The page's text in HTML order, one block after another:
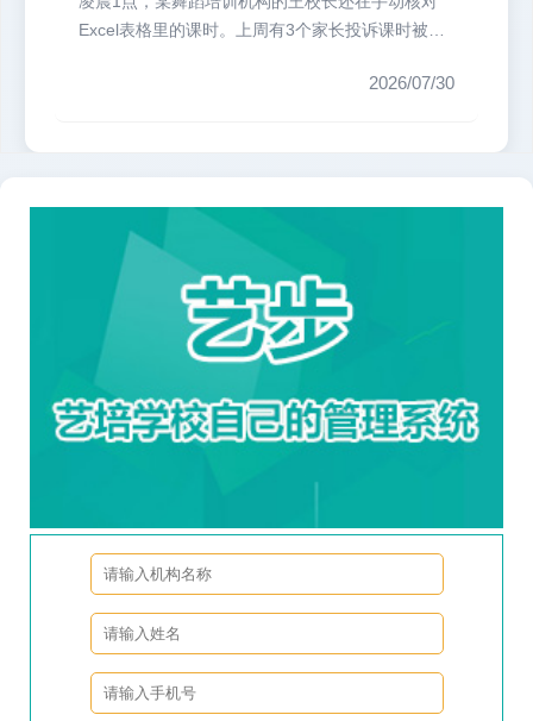
Excel表格里的课时。上周有3个家长投诉课时被多
2026/07/30